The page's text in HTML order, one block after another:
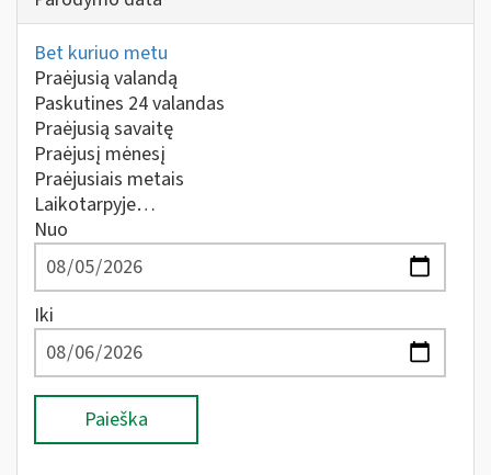
Bet kuriuo metu
Praėjusią valandą
Paskutines 24 valandas
Praėjusią savaitę
Praėjusį mėnesį
Praėjusiais metais
Laikotarpyje…
Nuo
Iki
Paieška